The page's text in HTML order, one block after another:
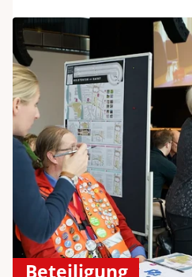
Beteiligung